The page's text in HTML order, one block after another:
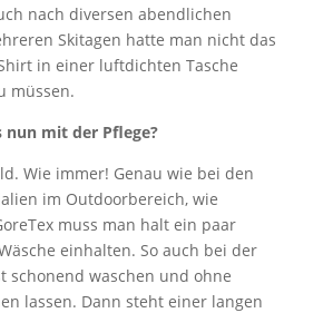
nach diversen abendlichen
Skitagen hatte man nicht das
in einer luftdichten Tasche
müssen.
nun mit der Pflege?
Wie immer! Genau wie bei den
im Outdoorbereich, wie
muss man halt ein paar
einhalten. So auch bei der
schonend waschen und ohne
lassen. Dann steht einer langen